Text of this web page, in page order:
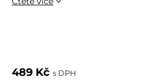
489 Kčs DPH